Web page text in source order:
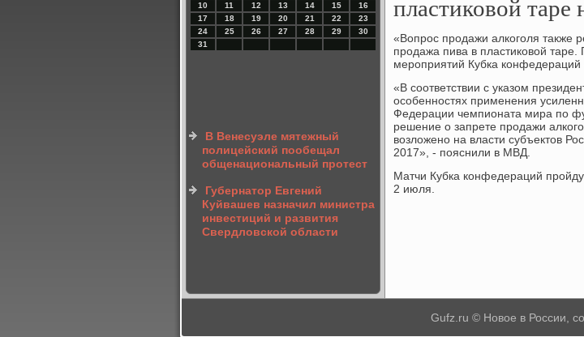
10
11 12 13 14 15
16
17
18 19 20 21 22
23
24
25 26 27 28 29
30
31
В Венесуэле мятежный
полицейский пообещал
общенациональный протест
Губернатор Евгений
Куйвашев назначил министра
инвестиций и развития
Свердловской области
пластиковой
«Вопрос продажи алкоголя
продажа пива в пластиковой
мероприятий Кубка конфедераций
«В соответствии с указом
особенностях применения
Федерации чемпионата мира по
решение о запрете продажи
возложено на власти субъектов
2017», - пояснили в МВД.
Матчи Кубка конфедераций
2 июля.
Gufz.ru © Новое в России,